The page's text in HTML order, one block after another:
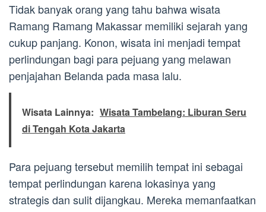
Tidak banyak orang yang tahu bahwa wisata
Ramang Ramang Makassar memiliki sejarah yang
cukup panjang. Konon, wisata ini menjadi tempat
perlindungan bagi para pejuang yang melawan
penjajahan Belanda pada masa lalu.
Wisata Lainnya: Wisata Tambelang: Liburan Seru
di Tengah Kota Jakarta
Para pejuang tersebut memilih tempat ini sebagai
tempat perlindungan karena lokasinya yang
strategis dan sulit dijangkau. Mereka memanfaatkan